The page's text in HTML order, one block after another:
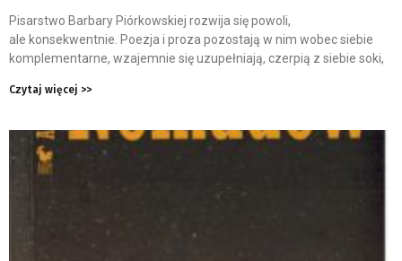
Pisarstwo Barbary Piórkowskiej rozwija się powoli,
ale konsekwentnie. Poezja i proza pozostają w nim wobec siebie
komplementarne, wzajemnie się uzupełniają, czerpią z siebie soki,
Czytaj więcej >>